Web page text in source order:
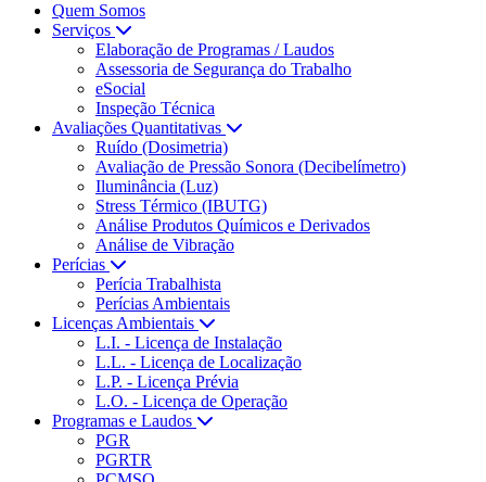
Quem Somos
Serviços
Elaboração de Programas / Laudos
Assessoria de Segurança do Trabalho
eSocial
Inspeção Técnica
Avaliações Quantitativas
Ruído (Dosimetria)
Avaliação de Pressão Sonora (Decibelímetro)
Iluminância (Luz)
Stress Térmico (IBUTG)
Análise Produtos Químicos e Derivados
Análise de Vibração
Perícias
Perícia Trabalhista
Perícias Ambientais
Licenças Ambientais
L.I. - Licença de Instalação
L.L. - Licença de Localização
L.P. - Licença Prévia
L.O. - Licença de Operação
Programas e Laudos
PGR
PGRTR